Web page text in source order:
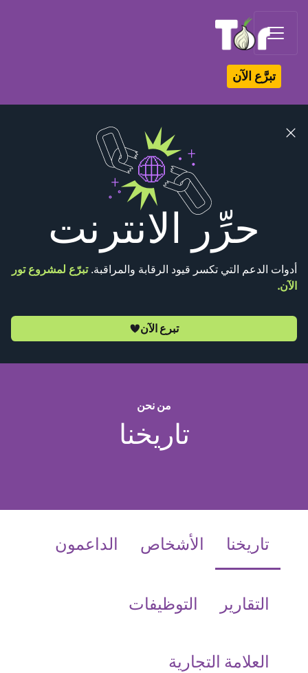
تبرَّع الآن
حرِّر الانترنت
أدوات الدعم التي تكسر قيود الرقابة والمراقبة.تبرّع لمشروع تور
اﻵن.
تبرع الآن
من نحن
تاريخنا
تاريخنا(current) الأشخاص الداعمون
التقارير التوظيفات
العلامة التجارية